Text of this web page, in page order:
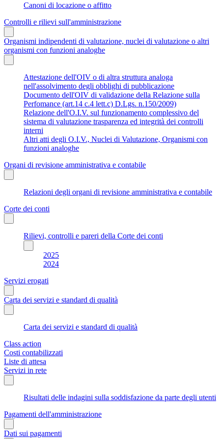
Canoni di locazione o affitto
Controlli e rilievi sull'amministrazione
Organismi indipendenti di valutazione, nuclei di valutazione o altri
organismi con funzioni analoghe
Attestazione dell'OIV o di altra struttura analoga
nell'assolvimento degli obblighi di pubblicazione
Documento dell'OIV di validazione della Relazione sulla
Perfomance (art.14 c.4 lett.c) D.Lgs. n.150/2009)
Relazione dell'O.I.V. sul funzionamento complessivo del
sistema di valutazione trasparenza ed integrità dei controlli
interni
Altri atti degli O.I.V., Nuclei di Valutazione, Organismi con
funzioni analoghe
Organi di revisione amministrativa e contabile
Relazioni degli organi di revisione amministrativa e contabile
Corte dei conti
Rilievi, controlli e pareri della Corte dei conti
2025
2024
Servizi erogati
Carta dei servizi e standard di qualità
Carta dei servizi e standard di qualità
Class action
Costi contabilizzati
Liste di attesa
Servizi in rete
Risultati delle indagini sulla soddisfazione da parte degli utenti
Pagamenti dell'amministrazione
Dati sui pagamenti